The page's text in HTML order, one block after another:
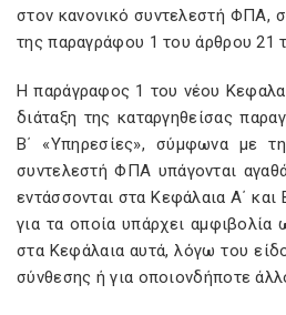
στον κανονικό συντελεστή ΦΠΑ,
της παραγράφου 1 του άρθρου 21
Η παράγραφος 1 του νέου
διάταξη της καταργηθείσας
Β΄ «Υπηρεσίες», σύμφωνα με
συντελεστή ΦΠΑ υπάγονται
εντάσσονται στα Κεφάλαια Α΄ και
για τα οποία υπάρχει
στα Κεφάλαια αυτά, λόγω του
σύνθεσης ή για οποιονδήποτε